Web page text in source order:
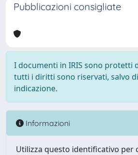
Pubblicazioni consigliate
I documenti in IRIS sono protetti
tutti i diritti sono riservati, salvo
indicazione.
Informazioni
Utilizza questo identificativo per